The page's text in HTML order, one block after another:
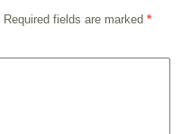
Required fields are marked *